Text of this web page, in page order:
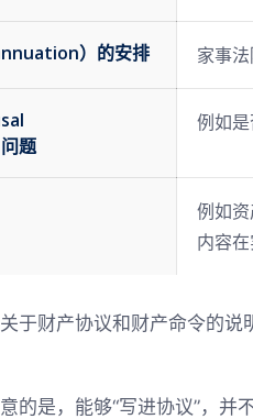
）的安排 家事
题
例如
例如
内容在
于财产协议和财产命令的
的是，能够“写进协议”，